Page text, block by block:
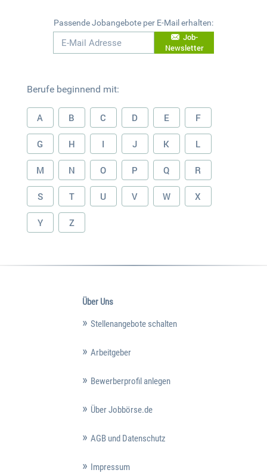
Passende Jobangebote per E-Mail erhalten:
Job-
Newsletter
Berufe beginnend mit:
A B C D E F
G H I J K L
M N O P Q R
S T U V W X
Y Z
Über Uns
Stellenangebote schalten
Arbeitgeber
Bewerberprofil anlegen
Über Jobbörse.de
AGB und Datenschutz
Impressum